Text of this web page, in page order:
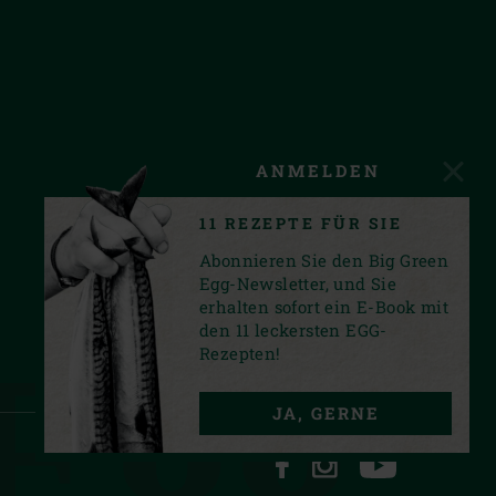
FACEBOOKINSTAGRAMYOUTUBE
ANMELDEN
11 REZEPTE FÜR SIE
Abonnieren Sie den Big Green
Egg-Newsletter, und Sie
erhalten sofort ein E-Book mit
den 11 leckersten EGG-
Rezepten!
JA, GERNE